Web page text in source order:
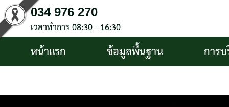
034 976 270
เวลาทำการ 08:30 - 16:30
หน้าแรก ข้อมูลพื้นฐาน
การ